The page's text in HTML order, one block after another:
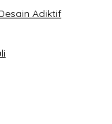
Adiktif